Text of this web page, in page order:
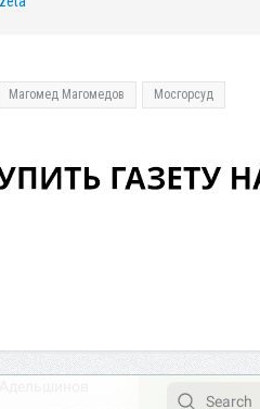
Магомед Магомедов Мосгорсуд